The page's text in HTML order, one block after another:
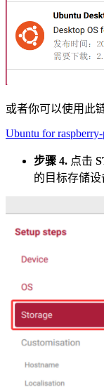
或者你可以使用此
Ubuntu for
步骤 4. 点击
的目标存储设